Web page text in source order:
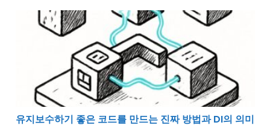
유지보수하기 좋은 코드를 만드는 진짜 방법과 DI의 의미
유지보수하기 좋은 코드를 만드는 진짜 방법과 DI의 의미